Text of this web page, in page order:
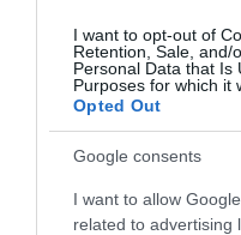
I want to opt-out of
Retention, Sale, and/
Personal Data that Is
Purposes for which it
Opted Out
Google consents
I want to allow
related to advertising
26.06.2026 ΚΟΛΥΜΒΗΣΗ
ΤΕΛΕΥΤΑΙΑ